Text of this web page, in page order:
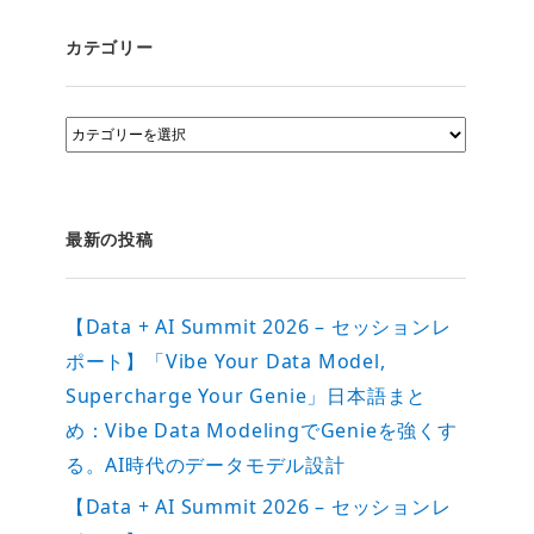
カテゴリー
カ
テ
ー
最新の投稿
【Data + AI Summit 2026 – セッションレ
ポート】「Vibe Your Data Model,
Supercharge Your Genie」日本語まと
め：Vibe Data ModelingでGenieを強くす
る。AI時代のデータモデル設計
【Data + AI Summit 2026 – セッションレ